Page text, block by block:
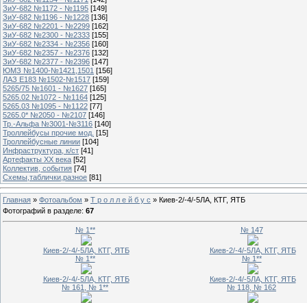
ЗиУ-682 №1172 - №1195 [149]
ЗиУ-682 №1196 - №1228 [136]
ЗиУ-682 №2201 - №2299 [162]
ЗиУ-682 №2300 - №2333 [155]
ЗиУ-682 №2334 - №2356 [160]
ЗиУ-682 №2357 - №2376 [132]
ЗиУ-682 №2377 - №2396 [147]
ЮМЗ №1400-№1421,1501 [156]
ЛАЗ Е183 №1502-№1517 [159]
5265/75 №1601 - №1627 [165]
5265.02 №1072 - №1164 [125]
5265.03 №1095 - №1122 [77]
5265.0* №2050 - №2107 [146]
Тр.-Альфа №3001-№3116 [140]
Троллейбусы прочие мод. [15]
Троллейбусные линии [104]
Инфраструктура, к/ст [41]
Артефакты ХХ века [52]
Коллектив, события [74]
Схемы,таблички,разное [81]
Главная » Фотоальбом » Т р о л л е й б у с » Киев-2/-4/-5ЛА, КТГ, ЯТБ
Фотографий в разделе: 67
№ 1**
Киев-2/-4/-5ЛА, КТГ, ЯТБ
№ 147
Киев-2/-4/-5ЛА, КТГ, ЯТБ
№ 1**
Киев-2/-4/-5ЛА, КТГ, ЯТБ
№ 1**
Киев-2/-4/-5ЛА, КТГ, ЯТБ
№ 161, № 1**
№ 118, № 162